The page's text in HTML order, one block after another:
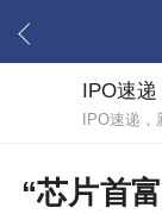
IPO速递
IPO速递，
“芯片首